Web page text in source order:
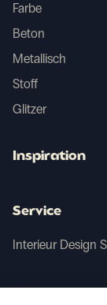
Farbe
Beton
Metallisch
Stoff
Glitzer
Inspiration
Service
Interieur Design